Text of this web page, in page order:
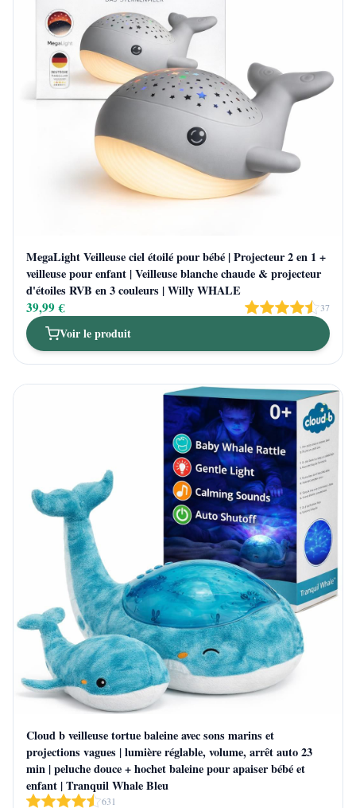
MegaLight Veilleuse ciel étoilé pour bébé | Projecteur 2 en 1 +
veilleuse pour enfant | Veilleuse blanche chaude & projecteur
d'étoiles RVB en 3 couleurs | Willy WHALE
39,99 € 37
Voir le produit
Cloud b veilleuse tortue baleine avec sons marins et
projections vagues | lumière réglable, volume, arrêt auto 23
min | peluche douce + hochet baleine pour apaiser bébé et
enfant | Tranquil Whale Bleu
631